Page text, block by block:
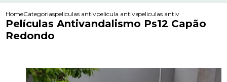
HomeCategoriaspeliculas antivandalismopelicula antivandalismo incolor ps8
peliculas antivandalismo ps12
Películas Antivandalismo Ps12 Capão
Redondo